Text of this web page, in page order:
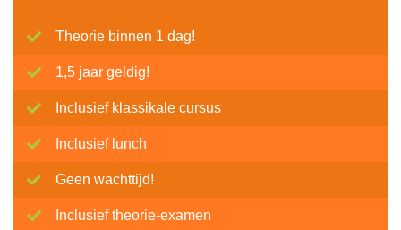
Theorie binnen 1 dag!
1,5 jaar geldig!
Inclusief klassikale cursus
Inclusief lunch
Geen wachttijd!
Inclusief theorie-examen